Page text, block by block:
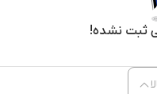
ثبت نشده!